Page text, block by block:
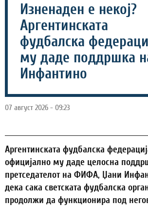
Изненаден е некој?
Аргентинската
фудбалска
му даде поддршка
Инфантино
07 август 2026 - 09:23
Аргентинската фудбалска
официјално му даде целосна
претседателот на ФИФА, Џани
дека сака светската фудбалска
продолжи да функционира под